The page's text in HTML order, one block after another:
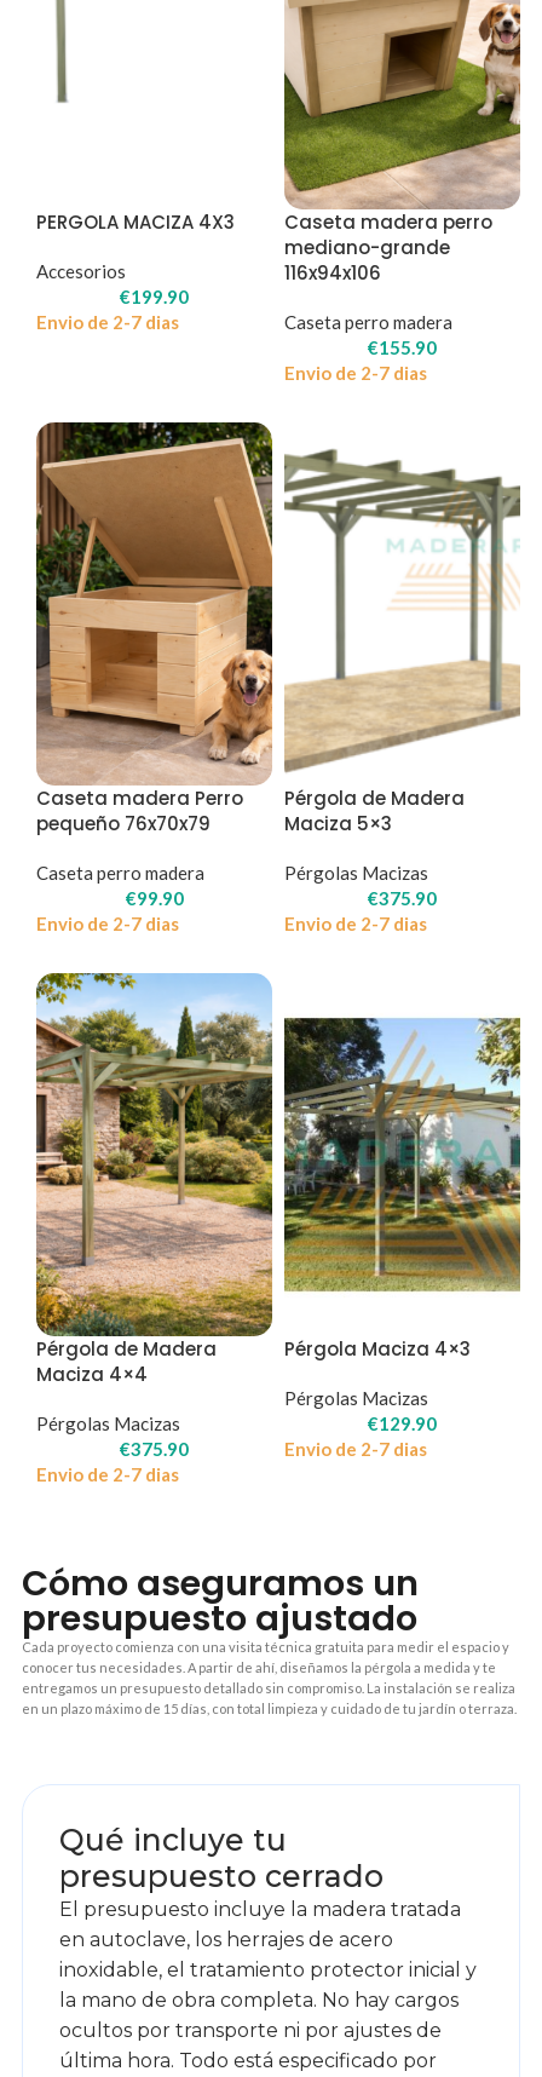
PERGOLA MACIZA 4X3
Accesorios
€199.90
Envio de 2-7 dias
Caseta madera perro
mediano-grande
116x94x106
Caseta perro madera
€155.90
Envio de 2-7 dias
Caseta madera Perro
pequeño 76x70x79
Caseta perro madera
€99.90
Envio de 2-7 dias
Pérgola de Madera
Maciza 5×3
Pérgolas Macizas
€375.90
Envio de 2-7 dias
Pérgola de Madera
Maciza 4×4
Pérgolas Macizas
€375.90
Envio de 2-7 dias
Pérgola Maciza 4×3
Pérgolas Macizas
€129.90
Envio de 2-7 dias
Cómo aseguramos un
presupuesto ajustado
Cada proyecto comienza con una visita técnica gratuita para medir el espacio y
conocer tus necesidades. A partir de ahí, diseñamos la pérgola a medida y te
entregamos un presupuesto detallado sin compromiso. La instalación se realiza
en un plazo máximo de 15 días, con total limpieza y cuidado de tu jardín o terraza.
Qué incluye tu
presupuesto cerrado
El presupuesto incluye la madera tratada
en autoclave, los herrajes de acero
inoxidable, el tratamiento protector inicial y
la mano de obra completa. No hay cargos
ocultos por transporte ni por ajustes de
última hora. Todo está especificado por